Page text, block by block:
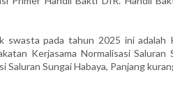
swasta pada tahun 2025 ini adalah
Kerjasama Normalisasi
Sungai Habaya, Panjang